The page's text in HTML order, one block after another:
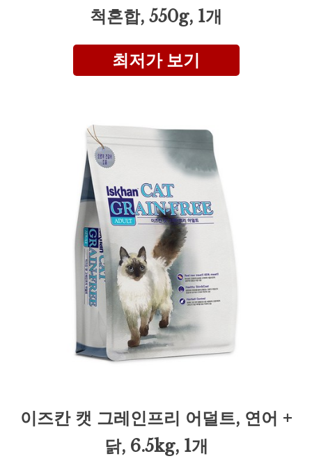
척혼합, 550g, 1개
최저가 보기
이즈칸 캣 그레인프리 어덜트, 연어 +
닭, 6.5kg, 1개